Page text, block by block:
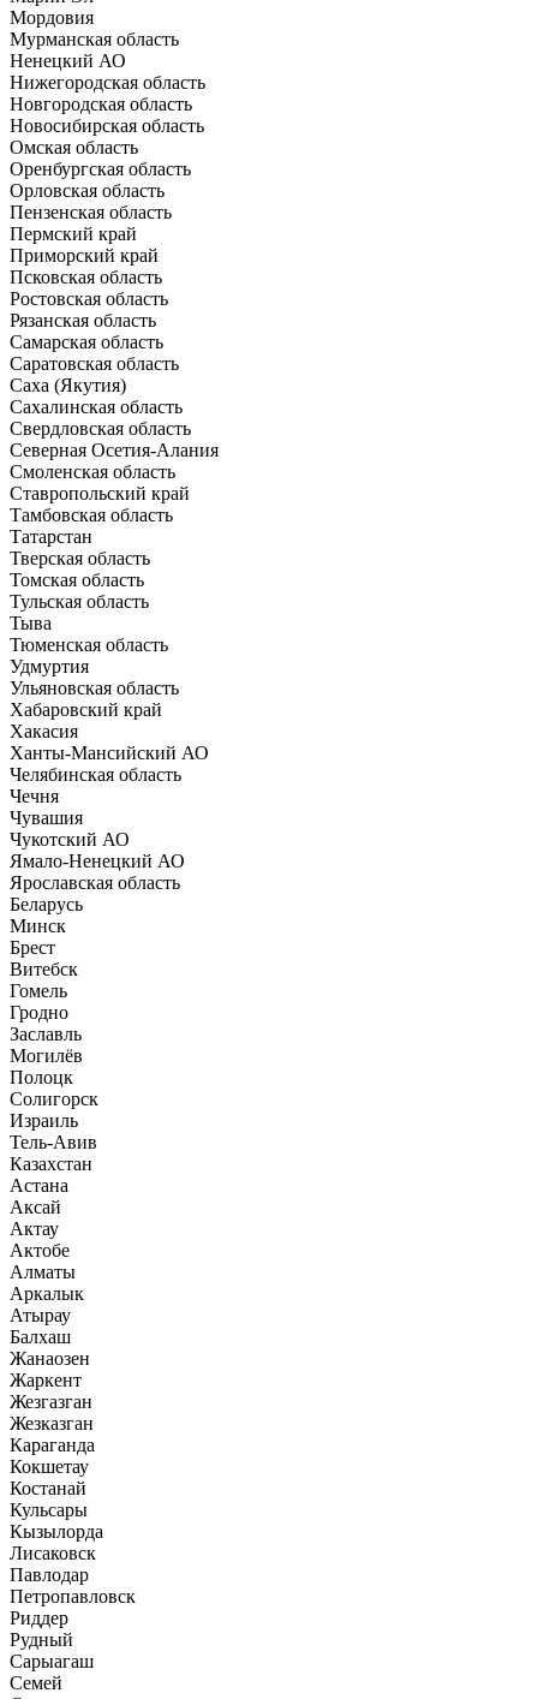
Мордовия
Мурманская область
Ненецкий АО
Нижегородская область
Новгородская область
Новосибирская область
Омская область
Оренбургская область
Орловская область
Пензенская область
Пермский край
Приморский край
Псковская область
Ростовская область
Рязанская область
Самарская область
Саратовская область
Саха (Якутия)
Сахалинская область
Свердловская область
Северная Осетия-Алания
Смоленская область
Ставропольский край
Тамбовская область
Татарстан
Тверская область
Томская область
Тульская область
Тыва
Тюменская область
Удмуртия
Ульяновская область
Хабаровский край
Хакасия
Ханты-Мансийский АО
Челябинская область
Чечня
Чувашия
Чукотский АО
Ямало-Ненецкий АО
Ярославская область
Беларусь
Минск
Брест
Витебск
Гомель
Гродно
Заславль
Могилёв
Полоцк
Солигорск
Израиль
Тель-Авив
Казахстан
Астана
Аксай
Актау
Актобе
Алматы
Аркалык
Атырау
Балхаш
Жанаозен
Жаркент
Жезгазган
Жезказган
Караганда
Кокшетау
Костанай
Кульсары
Кызылорда
Лисаковск
Павлодар
Петропавловск
Риддер
Рудный
Сарыагаш
Семей